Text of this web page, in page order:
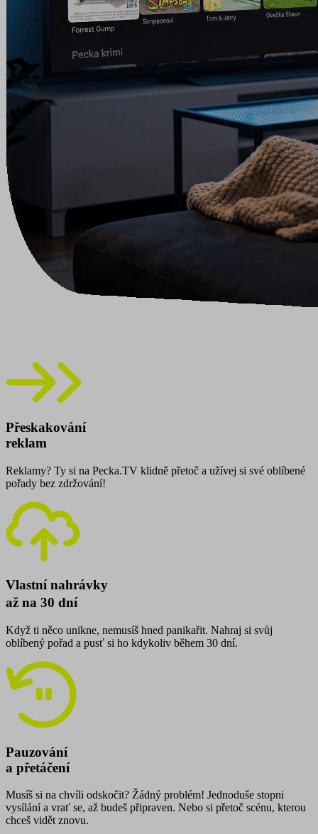
Přeskakování
reklam
Reklamy? Ty si na Pecka.TV klidně přetoč a užívej si své oblíbené
pořady bez zdržování!
Vlastní nahrávky
až na 30 dní
Když ti něco unikne, nemusíš hned panikařit. Nahraj si svůj
oblíbený pořad a pusť si ho kdykoliv během 30 dní.
Pauzování
a přetáčení
Musíš si na chvíli odskočit? Žádný problém! Jednoduše stopni
vysílání a vrať se, až budeš připraven. Nebo si přetoč scénu, kterou
chceš vidět znovu.